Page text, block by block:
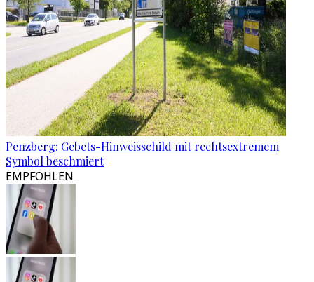
Penzberg: Gebets-Hinweisschild mit rechtsextremem
Symbol beschmiert
EMPFOHLEN